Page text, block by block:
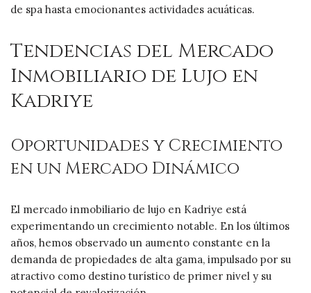
de spa hasta emocionantes actividades acuáticas.
Tendencias del Mercado
Inmobiliario de Lujo en
Kadriye
Oportunidades y Crecimiento
en un Mercado Dinámico
El mercado inmobiliario de lujo en Kadriye está
experimentando un crecimiento notable. En los últimos
años, hemos observado un aumento constante en la
demanda de propiedades de alta gama, impulsado por su
atractivo como destino turístico de primer nivel y su